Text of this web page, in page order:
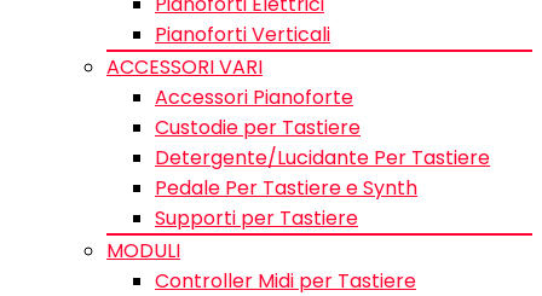
Pianoforti Verticali
ACCESSORI VARI
Accessori Pianoforte
Custodie per Tastiere
Detergente/Lucidante Per Tastiere
Pedale Per Tastiere e Synth
Supporti per Tastiere
MODULI
Controller Midi per Tastiere